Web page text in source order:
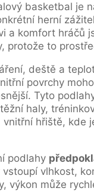
basketbal je
herní
a komfort hráčů
protože to
deště a
povrchy
Tyto
haly,
vnitřní hřiště, kde
podlahy
vlhkost,
výkon může